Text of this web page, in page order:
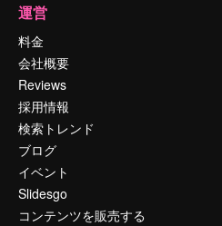
運営
料金
会社概要
Reviews
採用情報
検索トレンド
ブログ
イベント
Slidesgo
コンテンツを販売する